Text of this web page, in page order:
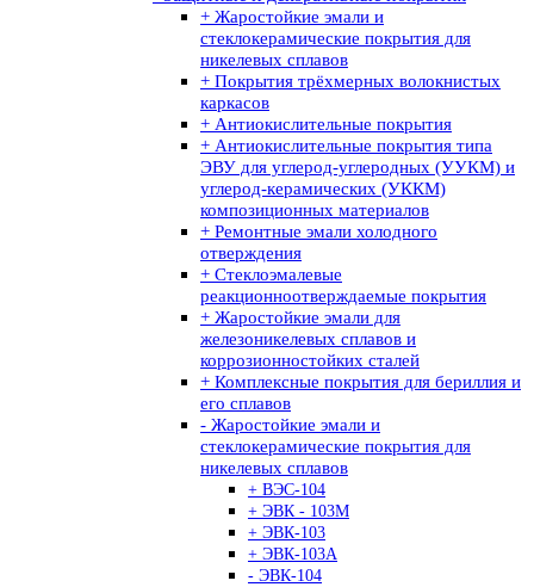
+ Жаростойкие эмали и
стеклокерамические покрытия для
никелевых сплавов
+ Покрытия трёхмерных волокнистых
каркасов
+ Антиокислительные покрытия
+ Антиокислительные покрытия типа
ЭВУ для углерод-углеродных (УУКМ) и
углерод-керамических (УККМ)
композиционных материалов
+ Ремонтные эмали холодного
отверждения
+ Стеклоэмалевые
реакционноотверждаемые покрытия
+ Жаростойкие эмали для
железоникелевых сплавов и
коррозионностойких сталей
+ Комплексные покрытия для бериллия и
его сплавов
- Жаростойкие эмали и
стеклокерамические покрытия для
никелевых сплавов
+ ВЭС-104
+ ЭВК - 103М
+ ЭВК-103
+ ЭВК-103А
- ЭВК-104